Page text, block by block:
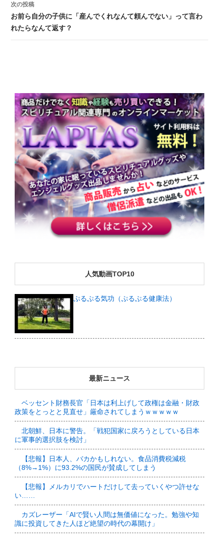
次の投稿
お前ら自分の子供に「産んでくれなんて頼んでない」って言わ
れたらなんて返す？
人気動画TOP10
ぷるぷる気功（ぷるぷる健康法）
最新ニュース
ベッセント財務長官「日本は利上げして政権は金融・財政
政策をとっとと見直せ」厳命されてしまうｗｗｗｗｗ
北朝鮮、日本に警告。「戦犯国家に戻ろうとしている日本
に軍事的選択肢を検討」
【悲報】日本人、バカかもしれない。食品消費税減税
（8%→1%）に93.2%の国民が賛成してしまう
【悲報】メルカリでハートだけして去っていくやつ許せな
い……
カズレーザー「AIで賢い人間は無価値になった。勉強や知
識に投資してきた人ほど絶望の時代の幕開け」